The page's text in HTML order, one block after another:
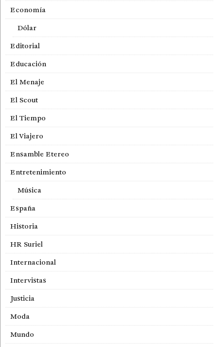
Economía
Dólar
Editorial
Educación
El Menaje
El Scout
El Tiempo
El Viajero
Ensamble Etereo
Entretenimiento
Música
España
Historia
HR Suriel
Internacional
Intervistas
Justicia
Moda
Mundo